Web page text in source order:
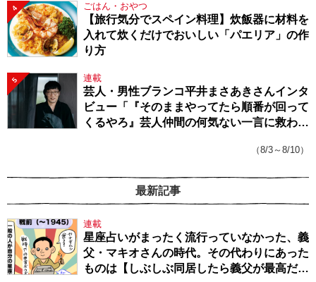
4 ごはん・おやつ
【旅行気分でスペイン料理】炊飯器に材料を
入れて炊くだけでおいしい「パエリア」の作
り方
5 連載
芸人・男性ブランコ平井まさあきさんインタ
ビュー「『そのままやってたら順番が回って
くるやろ』芸人仲間の何気ない一言に救われ
（8/3～8/10）
最新記事
連載
星座占いがまったく流行っていなかった、義
父・マキオさんの時代。その代わりにあった
ものは【しぶしぶ同居したら義父が最高だっ